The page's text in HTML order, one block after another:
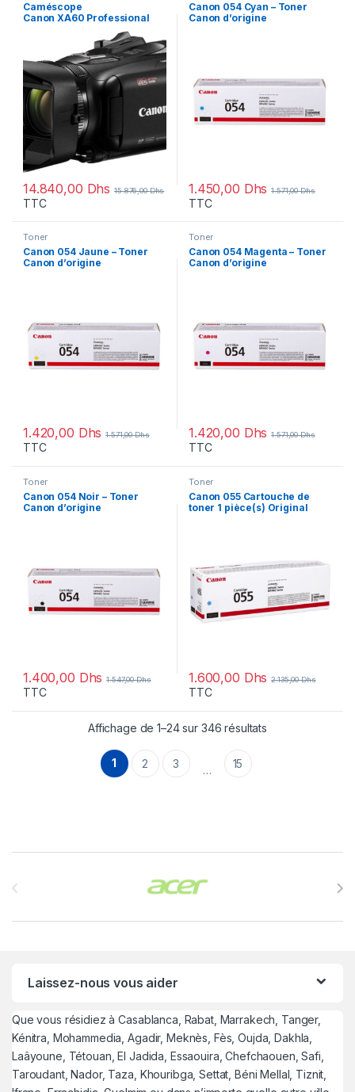
Caméscope
Canon XA60 Professional
(5733C005AA)
14.840,00 Dhs 15.876,00Dhs
TTC
Canon 054 Cyan – Toner
Canon d’origine
1.450,00 Dhs 1.571,00Dhs
TTC
Toner
Canon 054 Jaune – Toner
Canon d’origine
1.420,00 Dhs 1.571,00Dhs
TTC
Toner
Canon 054 Magenta – Toner
Canon d’origine
1.420,00 Dhs 1.571,00Dhs
TTC
Toner
Canon 054 Noir – Toner
Canon d’origine
1.400,00 Dhs 1.547,00Dhs
TTC
Toner
Canon 055 Cartouche de
toner 1 pièce(s) Original
1.600,00 Dhs 2.135,00Dhs
TTC
Affichage de 1–24 sur 346 résultats
1 2 3 … 15
Laissez-nous vous aider
Que vous résidiez à Casablanca, Rabat, Marrakech, Tanger,
Kénitra, Mohammedia, Agadir, Meknès, Fès, Oujda, Dakhla,
Laâyoune, Tétouan, El Jadida, Essaouira, Chefchaouen, Safi,
Taroudant, Nador, Taza, Khouribga, Settat, Béni Mellal, Tiznit,